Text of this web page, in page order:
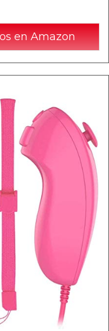
en Amazon